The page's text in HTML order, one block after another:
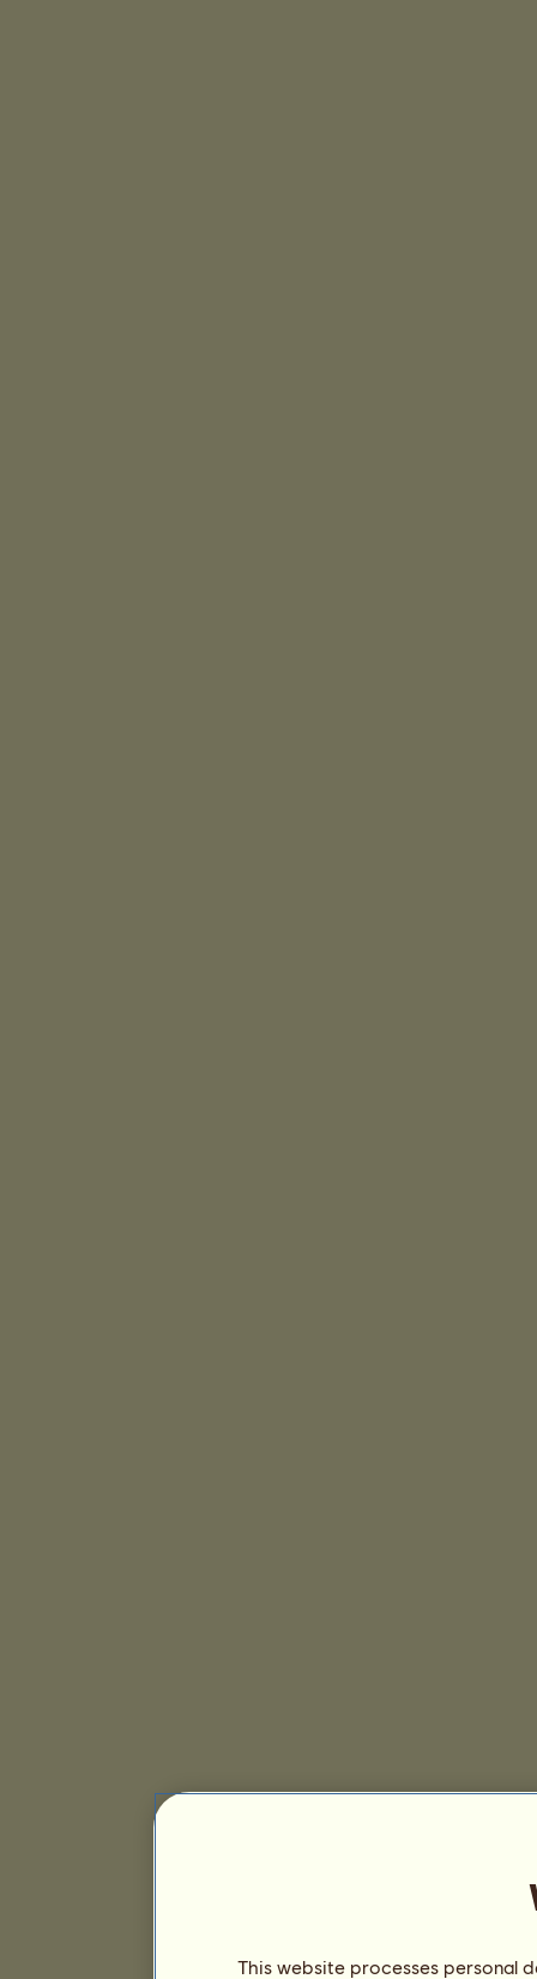
This website processes personal